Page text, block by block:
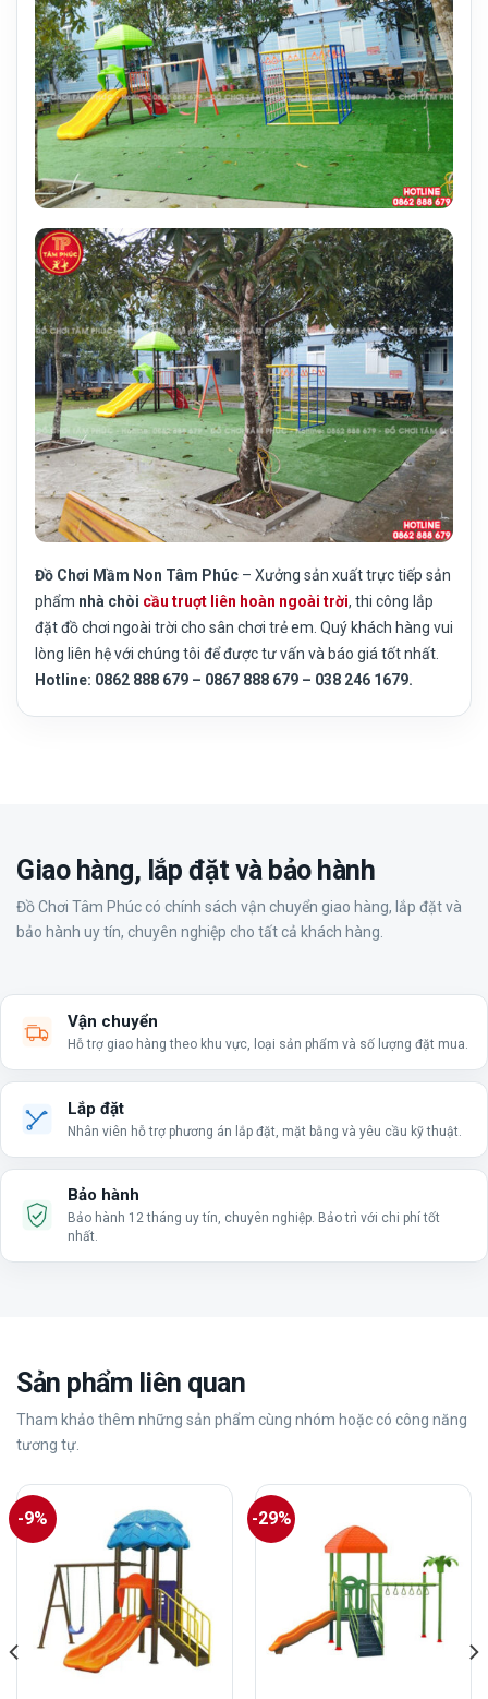
Đồ Chơi Mầm Non Tâm Phúc – Xưởng sản xuất trực tiếp sản
phẩm nhà chòi cầu truợt liên hoàn ngoài trời, thi công lắp
đặt đồ chơi ngoài trời cho sân chơi trẻ em. Quý khách hàng vui
lòng liên hệ với chúng tôi để được tư vấn và báo giá tốt nhất.
Hotline: 0862 888 679 – 0867 888 679 – 038 246 1679.
Giao hàng, lắp đặt và bảo hành
Đồ Chơi Tâm Phúc có chính sách vận chuyển giao hàng, lắp đặt và
bảo hành uy tín, chuyên nghiệp cho tất cả khách hàng.
Vận chuyển
Hỗ trợ giao hàng theo khu vực, loại sản phẩm và số lượng đặt mua.
Lắp đặt
Nhân viên hỗ trợ phương án lắp đặt, mặt bằng và yêu cầu kỹ thuật.
Bảo hành
Bảo hành 12 tháng uy tín, chuyên nghiệp. Bảo trì với chi phí tốt
nhất.
Sản phẩm liên quan
Tham khảo thêm những sản phẩm cùng nhóm hoặc có công năng
tương tự.
-9% -29%